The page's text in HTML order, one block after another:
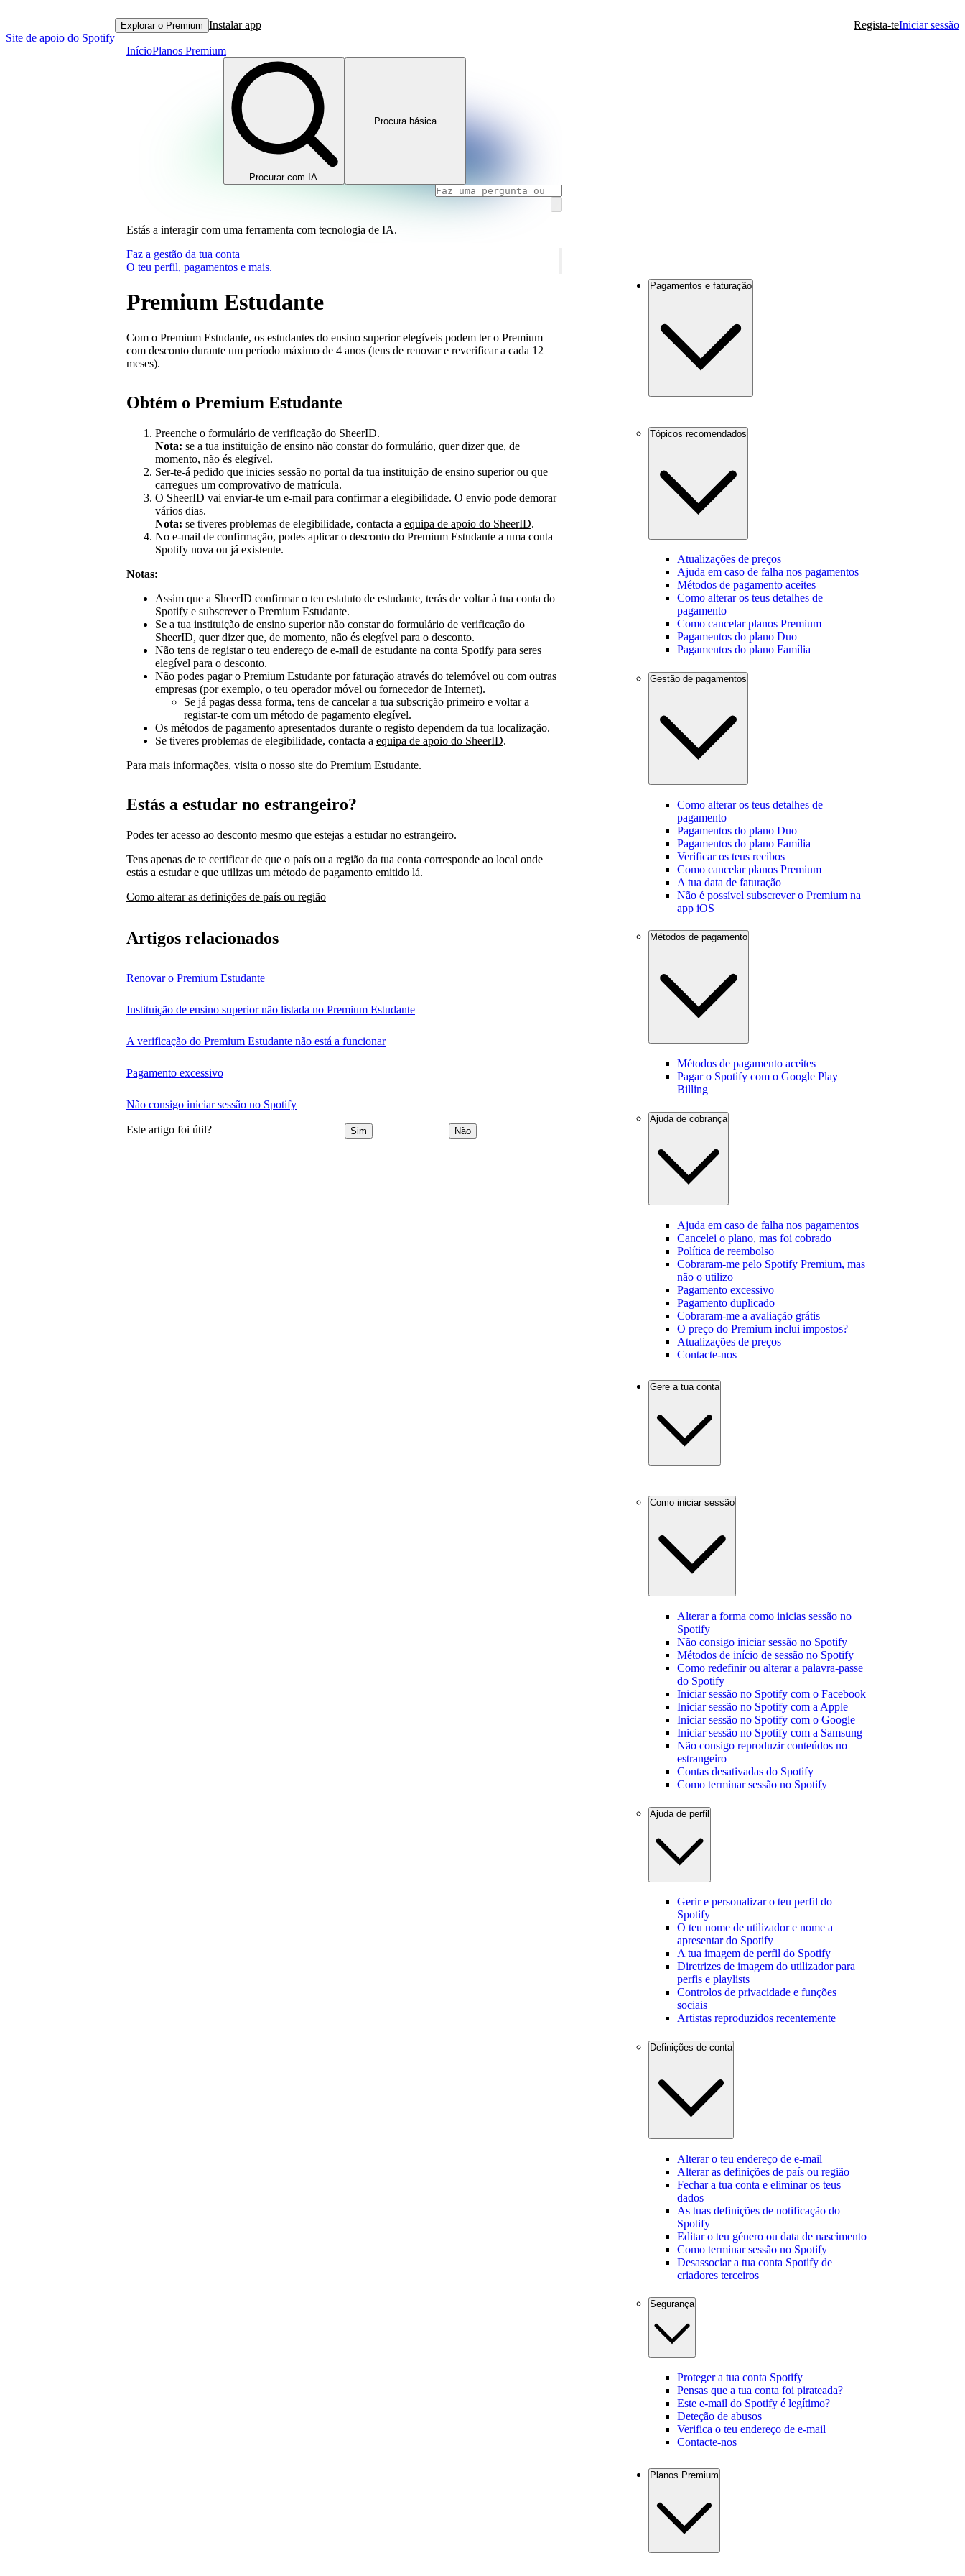
Site de apoio do Spotify
Explorar o Premium Instalar app Regista-teIniciar sessão
InícioPlanos Premium
Procurar com IA
Procura básica
Estás a interagir com uma ferramenta com tecnologia de IA.
Faz a gestão da tua conta
O teu perfil, pagamentos e mais.
Premium Estudante
Com o Premium Estudante, os estudantes do ensino superior elegíveis podem ter o Premium
com desconto durante um período máximo de 4 anos (tens de renovar e reverificar a cada 12
meses).
Obtém o Premium Estudante
Preenche o formulário de verificação do SheerID.
Nota: se a tua instituição de ensino não constar do formulário, quer dizer que, de
momento, não és elegível.
Ser-te-á pedido que inicies sessão no portal da tua instituição de ensino superior ou que
carregues um comprovativo de matrícula.
O SheerID vai enviar-te um e-mail para confirmar a elegibilidade. O envio pode demorar
vários dias.
Nota: se tiveres problemas de elegibilidade, contacta a equipa de apoio do SheerID.
No e-mail de confirmação, podes aplicar o desconto do Premium Estudante a uma conta
Spotify nova ou já existente.
Notas:
Assim que a SheerID confirmar o teu estatuto de estudante, terás de voltar à tua conta do
Spotify e subscrever o Premium Estudante.
Se a tua instituição de ensino superior não constar do formulário de verificação do
SheerID, quer dizer que, de momento, não és elegível para o desconto.
Não tens de registar o teu endereço de e-mail de estudante na conta Spotify para seres
elegível para o desconto.
Não podes pagar o Premium Estudante por faturação através do telemóvel ou com outras
empresas (por exemplo, o teu operador móvel ou fornecedor de Internet).
Se já pagas dessa forma, tens de cancelar a tua subscrição primeiro e voltar a
registar-te com um método de pagamento elegível.
Os métodos de pagamento apresentados durante o registo dependem da tua localização.
Se tiveres problemas de elegibilidade, contacta a equipa de apoio do SheerID.
Para mais informações, visita o nosso site do Premium Estudante.
Estás a estudar no estrangeiro?
Podes ter acesso ao desconto mesmo que estejas a estudar no estrangeiro.
Tens apenas de te certificar de que o país ou a região da tua conta corresponde ao local onde
estás a estudar e que utilizas um método de pagamento emitido lá.
Como alterar as definições de país ou região
Artigos relacionados
Renovar o Premium Estudante
Instituição de ensino superior não listada no Premium Estudante
A verificação do Premium Estudante não está a funcionar
Pagamento excessivo
Não consigo iniciar sessão no Spotify
Este artigo foi útil? Sim Não
Pagamentos e faturação
Tópicos recomendados
Atualizações de preços
Ajuda em caso de falha nos pagamentos
Métodos de pagamento aceites
Como alterar os teus detalhes de
pagamento
Como cancelar planos Premium
Pagamentos do plano Duo
Pagamentos do plano Família
Gestão de pagamentos
Como alterar os teus detalhes de
pagamento
Pagamentos do plano Duo
Pagamentos do plano Família
Verificar os teus recibos
Como cancelar planos Premium
A tua data de faturação
Não é possível subscrever o Premium na
app iOS
Métodos de pagamento
Métodos de pagamento aceites
Pagar o Spotify com o Google Play
Billing
Ajuda de cobrança
Ajuda em caso de falha nos pagamentos
Cancelei o plano, mas foi cobrado
Política de reembolso
Cobraram-me pelo Spotify Premium, mas
não o utilizo
Pagamento excessivo
Pagamento duplicado
Cobraram-me a avaliação grátis
O preço do Premium inclui impostos?
Atualizações de preços
Contacte-nos
Gere a tua conta
Como iniciar sessão
Alterar a forma como inicias sessão no
Spotify
Não consigo iniciar sessão no Spotify
Métodos de início de sessão no Spotify
Como redefinir ou alterar a palavra-passe
do Spotify
Iniciar sessão no Spotify com o Facebook
Iniciar sessão no Spotify com a Apple
Iniciar sessão no Spotify com o Google
Iniciar sessão no Spotify com a Samsung
Não consigo reproduzir conteúdos no
estrangeiro
Contas desativadas do Spotify
Como terminar sessão no Spotify
Ajuda de perfil
Gerir e personalizar o teu perfil do
Spotify
O teu nome de utilizador e nome a
apresentar do Spotify
A tua imagem de perfil do Spotify
Diretrizes de imagem do utilizador para
perfis e playlists
Controlos de privacidade e funções
sociais
Artistas reproduzidos recentemente
Definições de conta
Alterar o teu endereço de e-mail
Alterar as definições de país ou região
Fechar a tua conta e eliminar os teus
dados
As tuas definições de notificação do
Spotify
Editar o teu género ou data de nascimento
Como terminar sessão no Spotify
Desassociar a tua conta Spotify de
criadores terceiros
Segurança
Proteger a tua conta Spotify
Pensas que a tua conta foi pirateada?
Este e-mail do Spotify é legítimo?
Deteção de abusos
Verifica o teu endereço de e-mail
Contacte-nos
Planos Premium